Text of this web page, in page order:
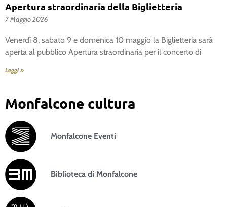
Apertura straordinaria della Biglietteria
7 Maggio 2026
Venerdì 8, sabato 9 e domenica 10 maggio la Biglietteria sarà
aperta al pubblico Apertura straordinaria per il concerto di
Leggi »
Monfalcone cultura
Monfalcone Eventi
Biblioteca di Monfalcone